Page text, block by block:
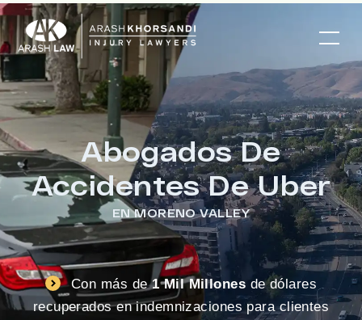
Abogados De
Accidentes De Uber
EN MORENO VALLEY
Con más de1 Mil Millones de dólares
recuperados en indemnizaciones para clientes